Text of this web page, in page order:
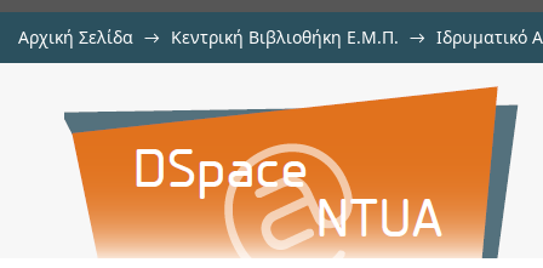
Αρχική Σελίδα → Κεντρική Βιβλιοθήκη Ε.Μ.Π. → Ιδρυματικό
Plasma glutamate and glycine
sclerosis